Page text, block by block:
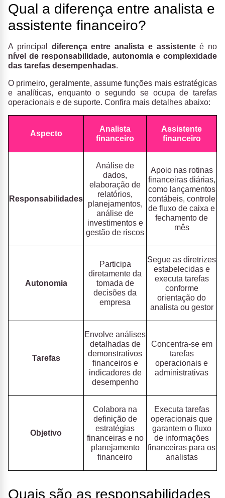
Qual a diferença entre analista e
assistente financeiro?
A principal diferença entre analista e assistenteé no
nível de responsabilidade, autonomia e complexidade
das tarefas desempenhadas.
O primeiro, geralmente, assume funções mais estratégicas
e analíticas, enquanto o segundo se ocupa de tarefas
operacionais e de suporte. Confira mais detalhes abaixo:
Aspecto
Analista
financeiro
Assistente
financeiro
Responsabilidades
Análise de
dados,
elaboração de
relatórios,
planejamentos,
análise de
investimentos e
gestão de riscos
Apoio nas rotinas
financeiras diárias,
como lançamentos
contábeis, controle
de fluxo de caixa e
fechamento de
mês
Autonomia
Participa
diretamente da
tomada de
decisões da
empresa
Segue as diretrizes
estabelecidas e
executa tarefas
conforme
orientação do
analista ou gestor
Tarefas
Envolve análises
detalhadas de
demonstrativos
financeiros e
indicadores de
desempenho
Concentra-se em
tarefas
operacionais e
administrativas
Objetivo
Colabora na
definição de
estratégias
financeiras e no
planejamento
financeiro
Executa tarefas
operacionais que
garantem o fluxo
de informações
financeiras para os
analistas
Quais são as responsabilidades